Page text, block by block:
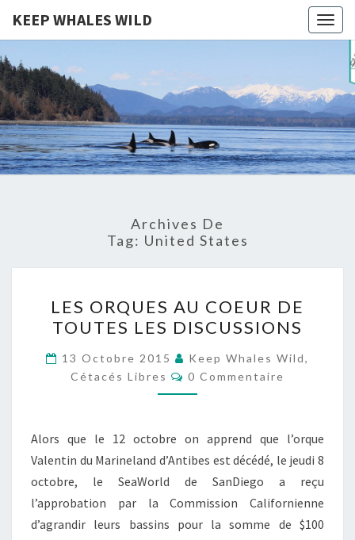
KEEP WHALES WILD
KEEP
WHALES
WILD
Cétacés
Libres
Archives De
Tag: United States
ORQUES
AU
COEUR
DE
TOUTES
DISCUSSIONS
LES ORQUES AU COEUR DE
TOUTES LES DISCUSSIONS
13 Octobre 2015
Keep Whales Wild,
Cétacés Libres
Commentaires
0 Commentaire
Alors que le 12 octobre on apprend que l’orque
Valentin du Marineland d’Antibes est décédé, le jeudi 8
octobre, le SeaWorld de SanDiego a reçu
l’approbation par la Commission Californienne
d’agrandir leurs bassins pour la somme de $100